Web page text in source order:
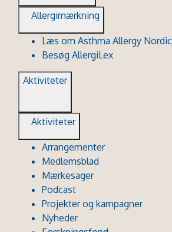
Allergimærkning
Læs om Asthma Allergy Nordic
Besøg AllergiLex
Aktiviteter
Aktiviteter
Arrangementer
Medlemsblad
Mærkesager
Podcast
Projekter og kampagner
Nyheder